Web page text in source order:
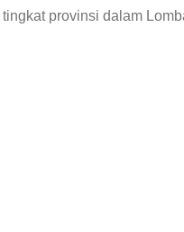
provinsi dalam